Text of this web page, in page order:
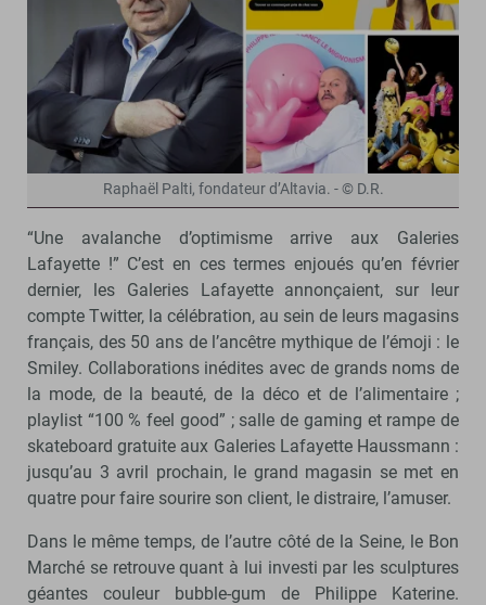
Raphaël Palti, fondateur d’Altavia. - © D.R.
“Une avalanche d’optimisme arrive aux Galeries
Lafayette !” C’est en ces termes enjoués qu’en février
dernier, les Galeries Lafayette annonçaient, sur leur
compte Twitter, la célébration, au sein de leurs magasins
français, des 50 ans de l’ancêtre mythique de l’émoji : le
Smiley. Collaborations inédites avec de grands noms de
la mode, de la beauté, de la déco et de l’alimentaire ;
playlist “100 % feel good” ; salle de gaming et rampe de
skateboard gratuite aux Galeries Lafayette Haussmann :
jusqu’au 3 avril prochain, le grand magasin se met en
quatre pour faire sourire son client, le distraire, l’amuser.
Dans le même temps, de l’autre côté de la Seine, le Bon
Marché se retrouve quant à lui investi par les sculptures
géantes couleur bubble-gum de Philippe Katerine.